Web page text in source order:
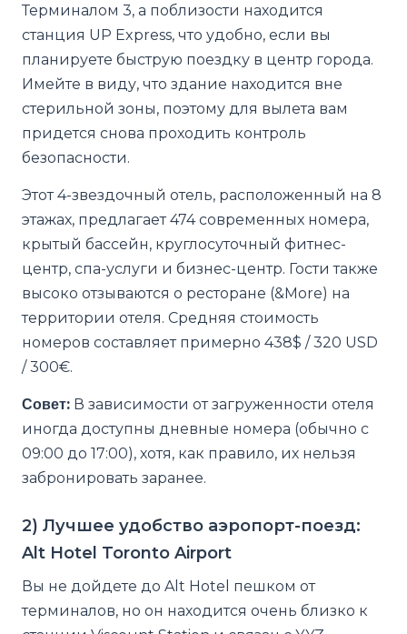
Терминалом 3, а поблизости находится
станция UP Express, что удобно, если вы
планируете быструю поездку в центр города.
Имейте в виду, что здание находится вне
стерильной зоны, поэтому для вылета вам
придется снова проходить контроль
безопасности.
Этот 4-звездочный отель, расположенный на 8
этажах, предлагает 474 современных номера,
крытый бассейн, круглосуточный фитнес-
центр, спа-услуги и бизнес-центр. Гости также
высоко отзываются о ресторане (&More) на
территории отеля. Средняя стоимость
номеров составляет примерно 438$ / 320 USD
/ 300€.
Совет: В зависимости от загруженности отеля
иногда доступны дневные номера (обычно с
09:00 до 17:00), хотя, как правило, их нельзя
забронировать заранее.
2) Лучшее удобство аэропорт-поезд:
Alt Hotel Toronto Airport
Вы не дойдете до Alt Hotel пешком от
терминалов, но он находится очень близко к